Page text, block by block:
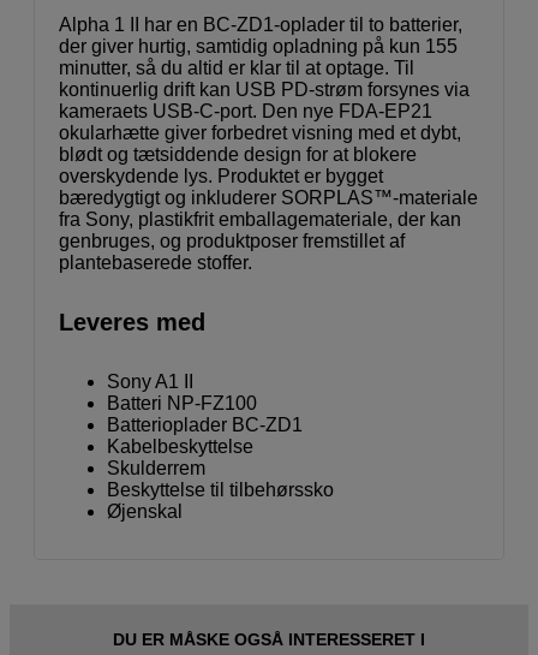
Alpha 1 II har en BC-ZD1-oplader til to batterier,
der giver hurtig, samtidig opladning på kun 155
minutter, så du altid er klar til at optage. Til
kontinuerlig drift kan USB PD-strøm forsynes via
kameraets USB-C-port. Den nye FDA-EP21
okularhætte giver forbedret visning med et dybt,
blødt og tætsiddende design for at blokere
overskydende lys. Produktet er bygget
bæredygtigt og inkluderer SORPLAS™-materiale
fra Sony, plastikfrit emballagemateriale, der kan
genbruges, og produktposer fremstillet af
plantebaserede stoffer.
Leveres med
Sony A1 II
Batteri NP-FZ100
Batterioplader BC-ZD1
Kabelbeskyttelse
Skulderrem
Beskyttelse til tilbehørssko
Øjenskal
DU ER MÅSKE OGSÅ INTERESSERET I